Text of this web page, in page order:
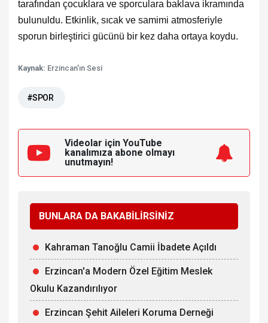
tarafından çocuklara ve sporculara baklava ikramında
bulunuldu. Etkinlik, sıcak ve samimi atmosferiyle
sporun birleştirici gücünü bir kez daha ortaya koydu.
Kaynak: Erzincan'ın Sesi
#SPOR
Videolar için YouTube
kanalımıza abone olmayı
unutmayın!
BUNLARA DA BAKABİLİRSİNİZ
Kahraman Tanoğlu Camii İbadete Açıldı
Erzincan'a Modern Özel Eğitim Meslek
Okulu Kazandırılıyor
Erzincan Şehit Aileleri Koruma Derneği